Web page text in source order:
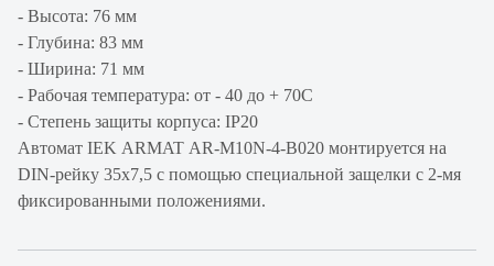
- Высота: 76 мм
- Глубина: 83 мм
- Ширина: 71 мм
- Рабочая температура: от - 40 до + 70С
- Степень защиты корпуса: IP20
Автомат IEK ARMAT AR-M10N-4-B020 монтируется на
DIN-рейку 35x7,5 с помощью специальной защелки с 2-мя
фиксированными положениями.